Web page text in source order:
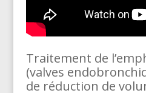
Traitement de
(valves
de réduction de